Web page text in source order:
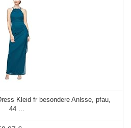
Kleid fr besondere Anlsse, pfau,
44 ...